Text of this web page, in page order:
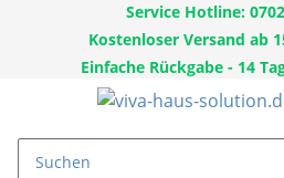
Service Hotline:
Kostenloser Versand ab
Einfache Rückgabe - 14